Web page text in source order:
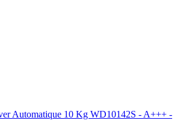
Automatique 10 Kg WD10142S - A+++ -